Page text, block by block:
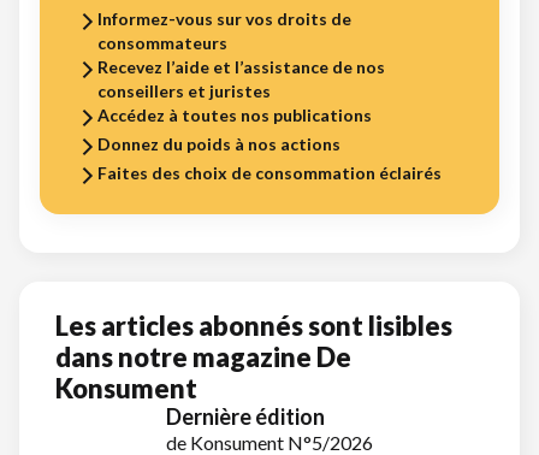
Informez-vous sur vos droits de
consommateurs
Recevez l’aide et l’assistance de nos
conseillers et juristes
Accédez à toutes nos publications
Donnez du poids à nos actions
Faites des choix de consommation éclairés
Les articles abonnés sont lisibles
dans notre magazine De
Konsument
Dernière édition
de Konsument N°5/2026